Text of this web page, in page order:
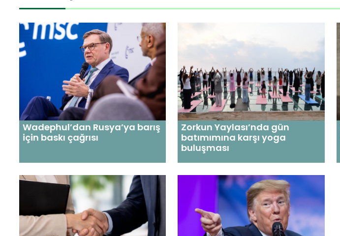
Wadephul’dan Rusya’ya barış
için baskı çağrısı
Zorkun Yaylası’nda gün
batımımına karşı yoga
buluşması